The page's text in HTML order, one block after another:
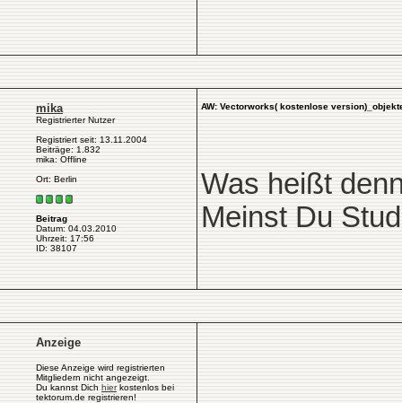
mika
Registrierter Nutzer
Registriert seit: 13.11.2004
Beiträge: 1.832
mika: Offline
Ort: Berlin
Beitrag
Datum: 04.03.2010
Uhrzeit: 17:56
ID: 38107
AW: Vectorworks( kostenlose
Was heißt
Meinst Du
Anzeige
Diese Anzeige wird registrierten
Mitgliedern nicht angezeigt.
Du kannst Dich hierkostenlos bei
tektorum.de registrieren!